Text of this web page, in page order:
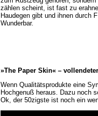
zählen scheint, ist fast zu
Haudegen gibt und ihnen durch
Wunderbar.
»The Paper Skin« –
Wenn Qualitätsprodukte eine
Hochgenuß heraus. Dazu noch
Ok, der 50zigste ist noch ein